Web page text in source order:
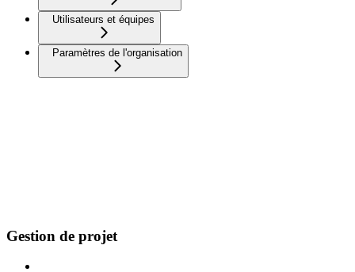
Utilisateurs et équipes
Paramètres de l'organisation
Gestion de projet